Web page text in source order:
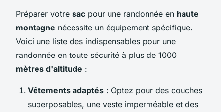
Préparer votre sac pour une randonnée en haute
montagne nécessite un équipement spécifique.
Voici une liste des indispensables pour une
randonnée en toute sécurité à plus de 1000
mètres d'altitude :
Vêtements adaptés : Optez pour des couches
superposables, une veste imperméable et des